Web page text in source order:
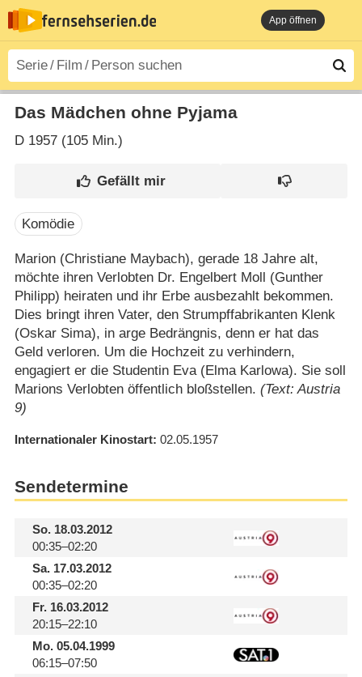
App öffnen
Das Mädchen ohne Pyjama
D1957 (105 Min.)
Komödie
Marion (Christiane Maybach), gerade 18 Jahre alt,
möchte ihren Verlobten Dr. Engelbert Moll (Gunther
Philipp) heiraten und ihr Erbe ausbezahlt bekommen.
Dies bringt ihren Vater, den Strumpffabrikanten Klenk
(Oskar Sima), in arge Bedrängnis, denn er hat das
Geld verloren. Um die Hochzeit zu verhindern,
engagiert er die Studentin Eva (Elma Karlowa). Sie soll
Marions Verlobten öffentlich bloßstellen. (Text: Austria
9)
Internationaler Kinostart 02.05.1957
Sendetermine
So.18.03.2012
00:35–02:20
Sa.17.03.2012
00:35–02:20
Fr.16.03.2012
20:15–22:10
Mo.05.04.1999
06:15–07:50